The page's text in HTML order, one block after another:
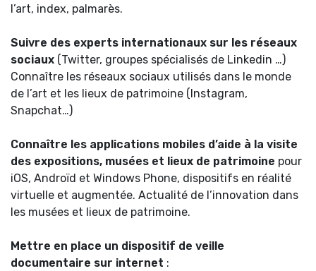
l’art, index, palmarès.
Suivre des experts internationaux sur les réseaux
sociaux (Twitter, groupes spécialisés de Linkedin …)
Connaître les réseaux sociaux utilisés dans le monde
de l’art et les lieux de patrimoine (Instagram,
Snapchat…)
Connaître les applications mobiles d’aide à la visite
des expositions, musées et lieux de patrimoine pour
iOS, Androïd et Windows Phone, dispositifs en réalité
virtuelle et augmentée. Actualité de l’innovation dans
les musées et lieux de patrimoine.
Mettre en place un dispositif de veille
documentaire sur internet :